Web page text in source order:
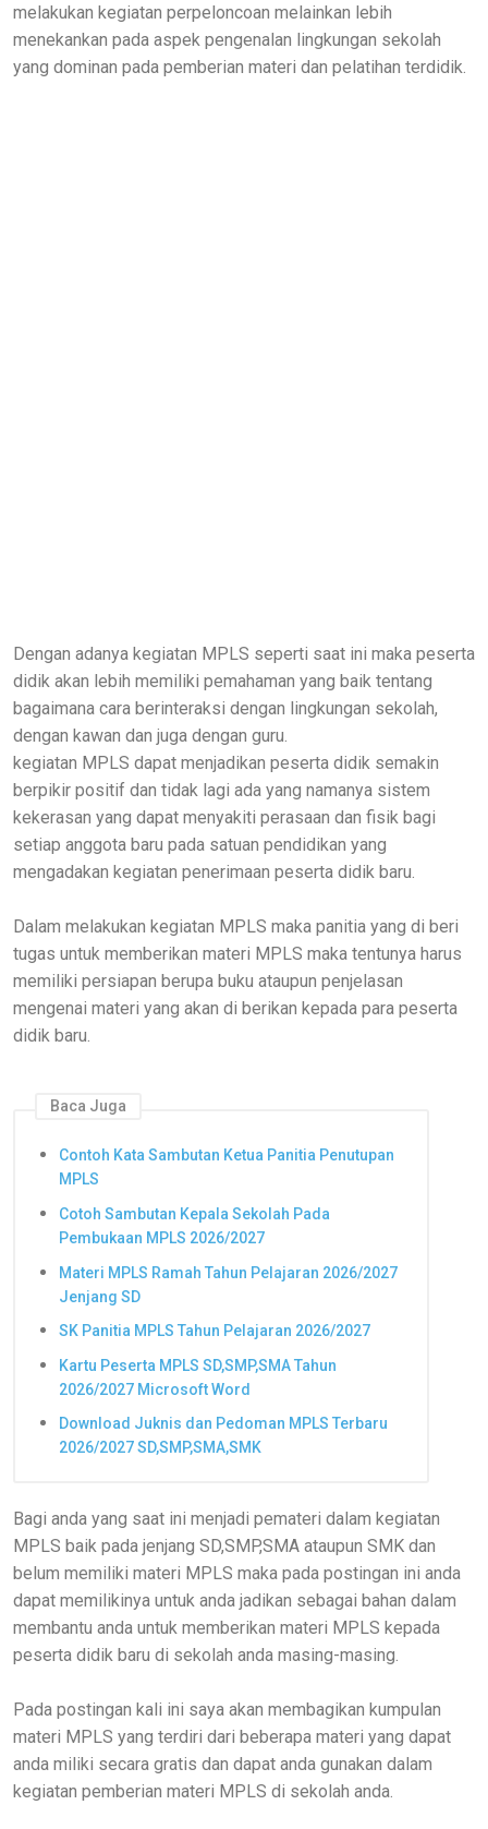
melakukan kegiatan perpeloncoan melainkan lebih
menekankan pada aspek pengenalan lingkungan sekolah
yang dominan pada pemberian materi dan pelatihan terdidik.
Dengan adanya kegiatan MPLS seperti saat ini maka peserta
didik akan lebih memiliki pemahaman yang baik tentang
bagaimana cara berinteraksi dengan lingkungan sekolah,
dengan kawan dan juga dengan guru.
kegiatan MPLS dapat menjadikan peserta didik semakin
berpikir positif dan tidak lagi ada yang namanya sistem
kekerasan yang dapat menyakiti perasaan dan fisik bagi
setiap anggota baru pada satuan pendidikan yang
mengadakan kegiatan penerimaan peserta didik baru.
Dalam melakukan kegiatan MPLS maka panitia yang di beri
tugas untuk memberikan materi MPLS maka tentunya harus
memiliki persiapan berupa buku ataupun penjelasan
mengenai materi yang akan di berikan kepada para peserta
didik baru.
Baca Juga
Contoh Kata Sambutan Ketua Panitia Penutupan
MPLS
Cotoh Sambutan Kepala Sekolah Pada
Pembukaan MPLS 2026/2027
Materi MPLS Ramah Tahun Pelajaran 2026/2027
Jenjang SD
SK Panitia MPLS Tahun Pelajaran 2026/2027
Kartu Peserta MPLS SD,SMP,SMA Tahun
2026/2027 Microsoft Word
Download Juknis dan Pedoman MPLS Terbaru
2026/2027 SD,SMP,SMA,SMK
Bagi anda yang saat ini menjadi pemateri dalam kegiatan
MPLS baik pada jenjang SD,SMP,SMA ataupun SMK dan
belum memiliki materi MPLS maka pada postingan ini anda
dapat memilikinya untuk anda jadikan sebagai bahan dalam
membantu anda untuk memberikan materi MPLS kepada
peserta didik baru di sekolah anda masing-masing.
Pada postingan kali ini saya akan membagikan kumpulan
materi MPLS yang terdiri dari beberapa materi yang dapat
anda miliki secara gratis dan dapat anda gunakan dalam
kegiatan pemberian materi MPLS di sekolah anda.